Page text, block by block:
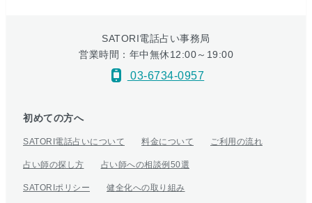
SATORI電話占い事務局
営業時間：年中無休12:00～19:00
03-6734-0957
初めての方へ
SATORI電話占いについて 料金について ご利用の流れ
占い師の探し方 占い師への相談例50選
SATORIポリシー 健全化への取り組み